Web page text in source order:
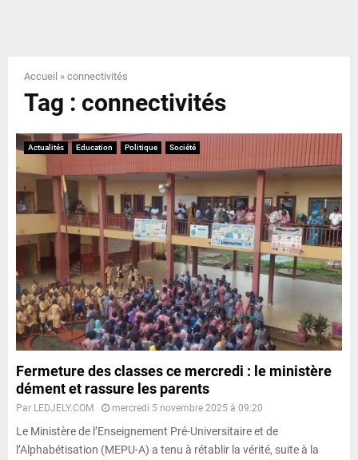
N
U
Accueil » connectivités
Tag : connectivités
Actualités Education Politique Société
Fermeture des classes ce mercredi : le ministère
dément et rassure les parents
Par LEDJELY.COM mercredi 5 novembre 2025 à 09:20
Le Ministère de l’Enseignement Pré-Universitaire et de
l’Alphabétisation (MEPU-A) a tenu à rétablir la vérité, suite à la